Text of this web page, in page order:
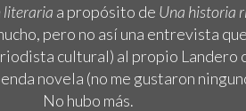
literaria a propósito de Una historia
pero no así una entrevista
cultural) al propio Landero
novela (no me gustaron
No hubo más.